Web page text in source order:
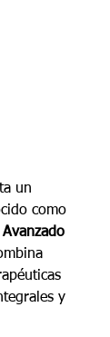
un
como
Avanzado
y